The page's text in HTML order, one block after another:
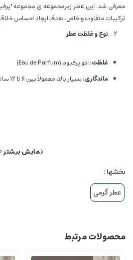
معرفی شد. این عطر زیرمجموعه ی مجموعه
ترکیبات متفاوت و خاص، هدف ایجاد احساس
نوع و غلظت عطر
غلظت:ادو پرفیوم (Eau de Parfum)
ماندگاری:بسیار بالا، معمولاً بین ۶ تا ۱۲ ساعت بر روی پوست باقی می ماند.
منظور:
جذاب است.
تندی و هیجان را القا می کند.
نت های میانی(Middle Notes)
نمایش بیشتر
بخشها :
عطر گرمی
محصولات مرتبط